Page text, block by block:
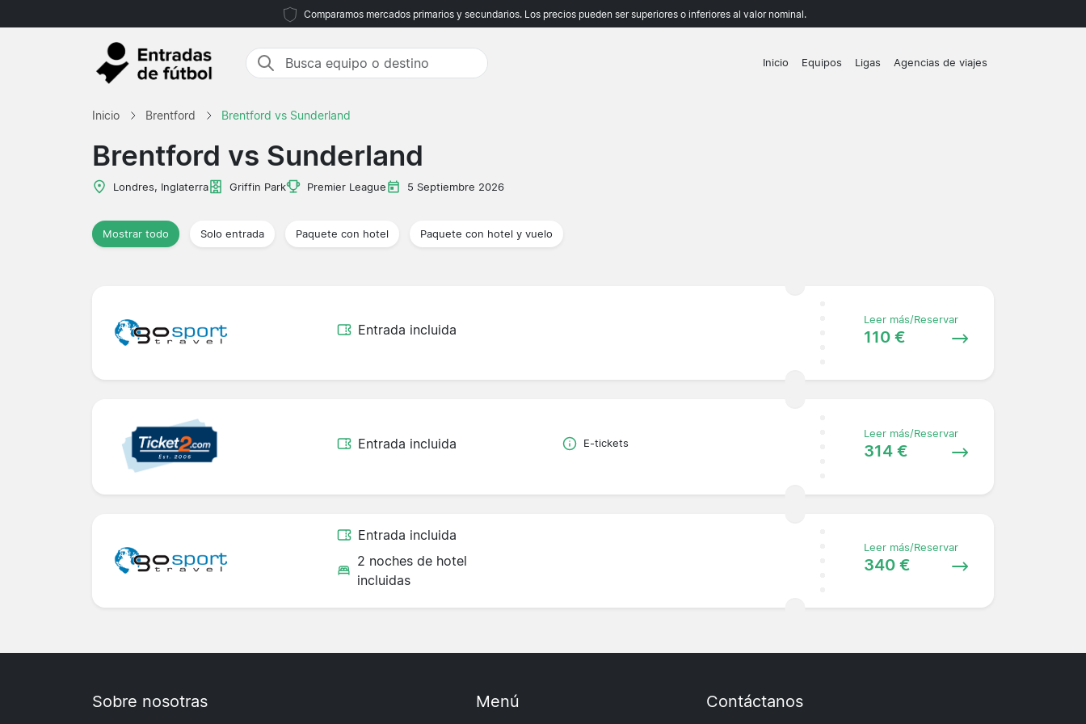
Comparamos mercados primarios y secundarios. Los precios pueden ser superiores o inferiores al valor nominal.
Inicio Equipos Ligas Agencias de viajes
Inicio Brentford Brentford vs Sunderland
Brentford vs Sunderland
Londres, Inglaterra Griffin Park Premier League 5 Septiembre 2026
Mostrar todo Solo entrada Paquete con hotel Paquete con hotel y vuelo
Entrada incluida
Leer más/Reservar
110 €
Entrada incluida E-tickets
Leer más/Reservar
314 €
Entrada incluida
2 noches de hotel
incluidas
Leer más/Reservar
340 €
Sobre nosotras Menú Contáctanos